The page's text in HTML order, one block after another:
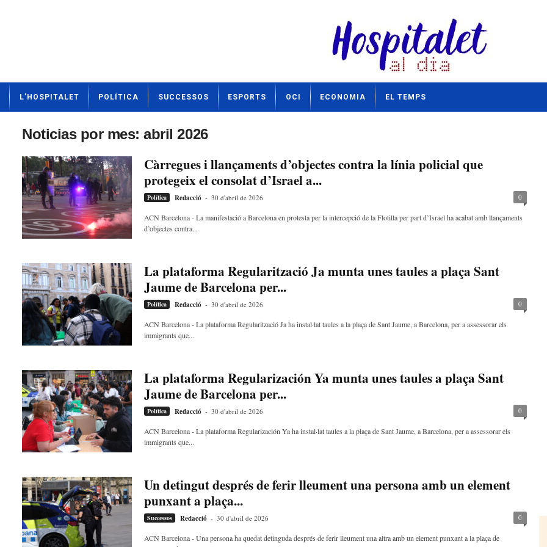
t
L’HOSPITALET POLÍTICA SUCCESSOS ESPORTS OCI ECONOMIA EL TEMPS
Noticias por mes: abril 2026
Càrregues i llançaments d’objectes contra la línia policial que
protegeix el consolat d’Israel a...
Política Redacció - 30 d'abril de 2026 0
ACN Barcelona - La manifestació a Barcelona en protesta per la intercepció de la Flotilla per part d’Israel ha acabat amb llançaments
d’objectes contra...
La plataforma Regularització Ja munta unes taules a plaça Sant
Jaume de Barcelona per...
Política Redacció - 30 d'abril de 2026 0
ACN Barcelona - La plataforma Regularització Ja ha instal·lat taules a la plaça de Sant Jaume, a Barcelona, per a assessorar els
immigrants que...
La plataforma Regularización Ya munta unes taules a plaça Sant
Jaume de Barcelona per...
Política Redacció - 30 d'abril de 2026 0
ACN Barcelona - La plataforma Regularización Ya ha instal·lat taules a la plaça de Sant Jaume, a Barcelona, per a assessorar els
immigrants que...
Un detingut després de ferir lleument una persona amb un element
punxant a plaça...
Successos Redacció - 30 d'abril de 2026 0
ACN Barcelona - Una persona ha quedat detinguda després de ferir lleument una altra amb un element punxant a la plaça de